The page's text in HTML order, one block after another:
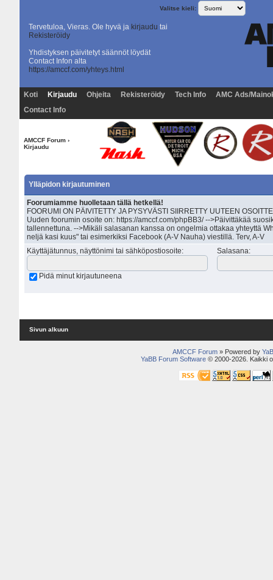
Valitse kieli:
Tervetuloa, Vieras. Ole hyvä ja kirjaudu tai
Rekisteröidy
Yhdistyksen päivitetyt säännöt löydät
Contact Infon alta
https://amccf.com/yhteys.html
Koti Kirjaudu Ohjeita Rekisteröidy Tech Info
AMC Ads/
Contact Info
AMCCF Forum›
Kirjaudu
Ylläpidon kirjautuminen
Foorumiamme huolletaan tällä hetkellä!
FOORUMI ON PÄIVITETTY JA PYSYVÄSTI SIIRRETTY UUTEEN
Uuden foorumin osoite on: https://amccf.com/phpBB3/ -->Päivittäkää
tallennettuna. -->Mikäli salasanan kanssa on ongelmia ottakaa yhteyttä
neljä kasi kuus" tai esimerkiksi Facebook (A-V Nauha) viestillä. Terv, A-V
Käyttäjätunnus, näyttönimi tai sähköpostiosoite: Salasana:
Pidä minut kirjautuneena
Sivun alkuun
AMCCF Forum » Powered by
YaBB Forum Software© 2000-2026. Kaikki